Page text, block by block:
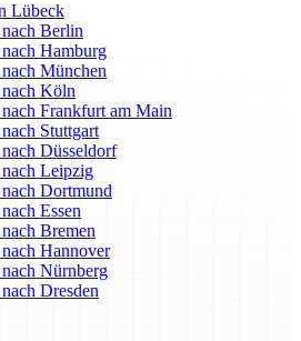
Lübeck
Berlin
Hamburg
München
Köln
Frankfurt am Main
Stuttgart
Düsseldorf
Leipzig
Dortmund
Essen
Bremen
Hannover
Nürnberg
Dresden